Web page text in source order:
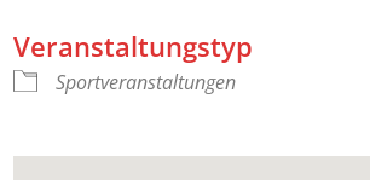
Veranstaltungstyp
Sportveranstaltungen